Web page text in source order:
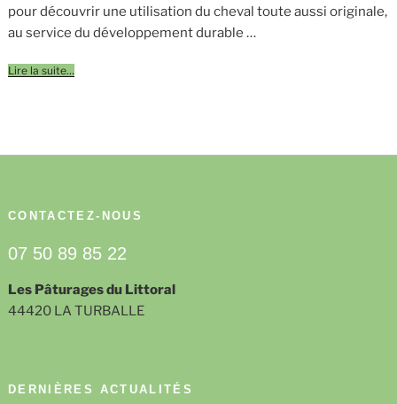
pour découvrir une utilisation du cheval toute aussi originale,
au service du développement durable …
Lire la suite…
CONTACTEZ-NOUS
07 50 89 85 22
Les Pâturages du Littoral
44420 LA TURBALLE
DERNIÈRES ACTUALITÉS